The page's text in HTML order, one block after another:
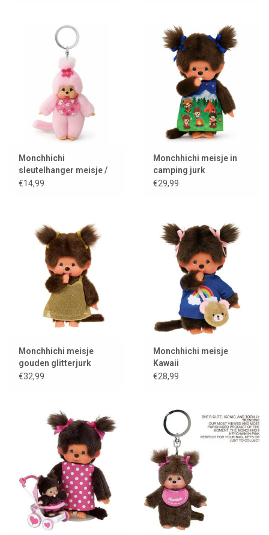
Monchhichi
sleutelhanger meisje /
cherry blossom
€14,99
Monchhichi meisje in
camping jurk
€29,99
Monchhichi meisje
gouden glitterjurk
€32,99
Monchhichi meisje
Kawaii
€28,99